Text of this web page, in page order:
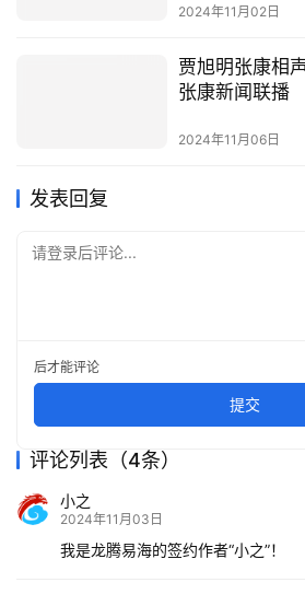
2024年11月02日
贾旭明张康相
张康新闻联播
2024年11月06日
发表回复
请登录后评论...
后才能评论
提交
评论列表（4条）
小之
2024年11月03日
我是龙腾易海的签约作者“小之”！